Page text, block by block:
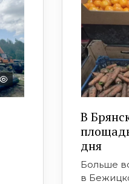
В
дня
Больше
в